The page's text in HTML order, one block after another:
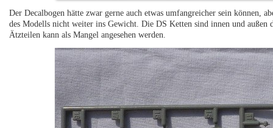
Der Decalbogen hätte zwar gerne auch etwas umfangreicher sein können,
des Modells nicht weiter ins Gewicht. Die DS Ketten sind innen und außen
Ätzteilen kann als Mangel angesehen werden.